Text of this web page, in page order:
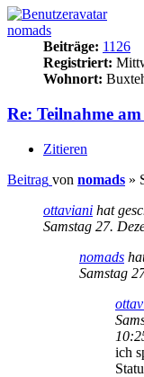
nomads
Beiträge: 1126
Registriert:
Wohnort:
Re: Teilnahme
Zitieren
Beitrag von nomads »
ottaviani hat
Samstag 27.
nomads
Samstag
ich